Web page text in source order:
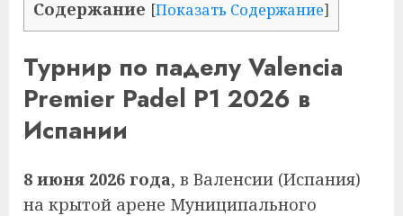
Содержание [Показать Содержание]
Турнир по паделу Valencia
Premier Padel P1 2026 в
Испании
8 июня 2026 года, в Валенсии (Испания)
на крытой арене Муниципального